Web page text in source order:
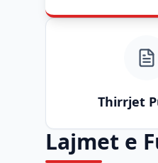
Thirrjet
Lajmet e